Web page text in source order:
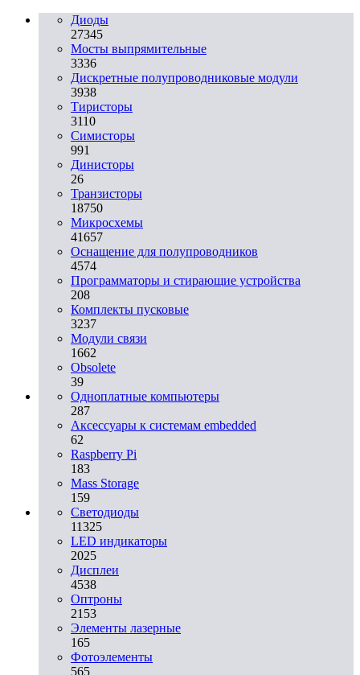
Диоды
27345
Мосты выпрямительные
3336
Дискретные полупроводниковые модули
3938
Тиристоры
3110
Симисторы
991
Динисторы
26
Транзисторы
18750
Микросхемы
41657
Оснащение для полупроводников
4574
Программаторы и стирающие устройства
208
Комплекты пусковые
3237
Модули связи
1662
Obsolete
39
Одноплатные компьютеры
287
Аксессуары к системам embedded
62
Raspberry Pi
183
Mass Storage
159
Светодиоды
11325
LED индикаторы
2025
Дисплеи
4538
Оптроны
2153
Элементы лазерные
165
Фотоэлементы
565